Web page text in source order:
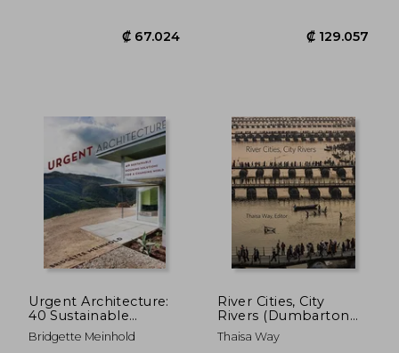
₡ 12.980 ₡
Urgent Architecture:
40 Sustainable
Housing Solutions for
a Changing World (en
Bridgette Meinhold
River Cities, City
Rivers (Dumbarton
Oaks Colloquium on
the History of
Thaisa Way